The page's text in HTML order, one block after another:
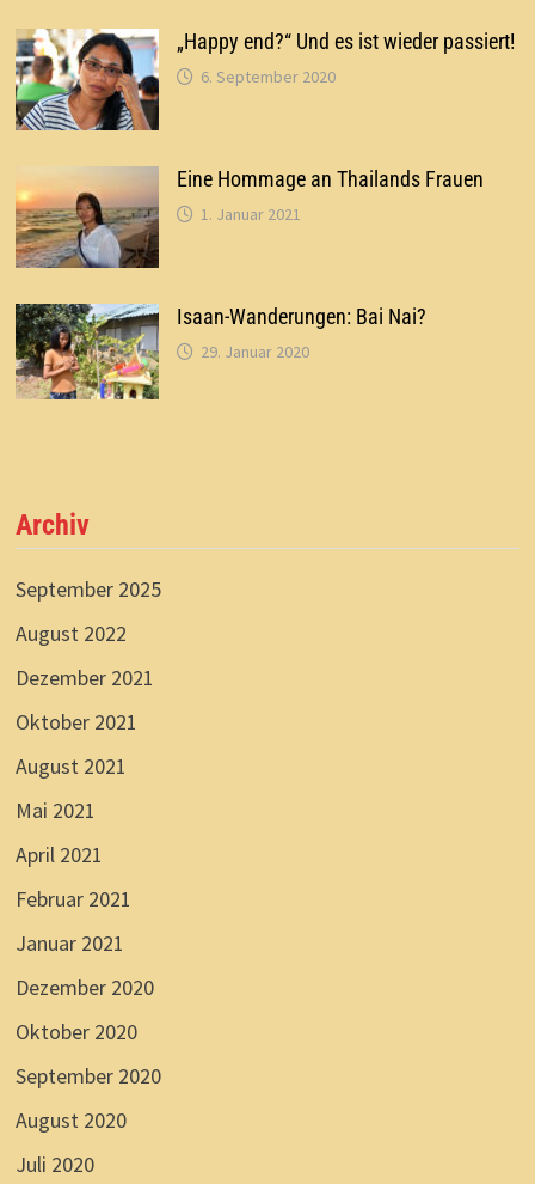
„Happy end?“ Und es ist wieder passiert!
6. September 2020
Eine Hommage an Thailands Frauen
1. Januar 2021
Isaan-Wanderungen: Bai Nai?
29. Januar 2020
Archiv
September 2025
August 2022
Dezember 2021
Oktober 2021
August 2021
Mai 2021
April 2021
Februar 2021
Januar 2021
Dezember 2020
Oktober 2020
September 2020
August 2020
Juli 2020